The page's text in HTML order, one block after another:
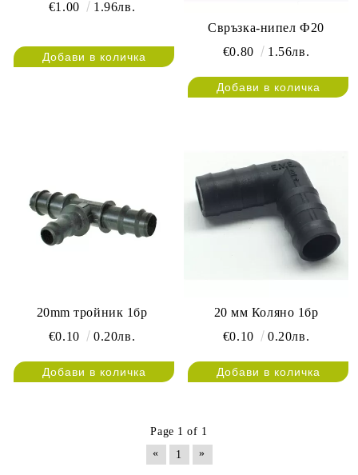
€1.00
1.96лв.
Свръзка-нипел Ф20
€0.80
1.56лв.
20mm тройник 1бр
€0.10
0.20лв.
20 мм Коляно 1бр
€0.10
0.20лв.
Page 1 of 1
«
1 »